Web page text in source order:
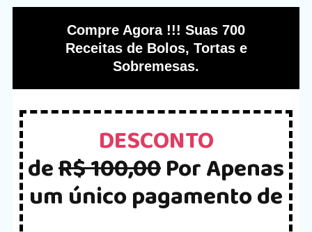
Compre Agora !!! Suas 700
Receitas de Bolos, Tortas e
Sobremesas.
DESCONTO
deR$ 100,00Por Apenas
um único pagamento de